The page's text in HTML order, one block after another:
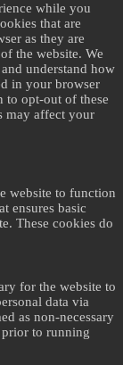
while you
that are
as they are
the website. We
understand how
in your browser
to opt-out of these
may affect your
website to function
ensures basic
These cookies do
for the website to
data via
as non-necessary
to running